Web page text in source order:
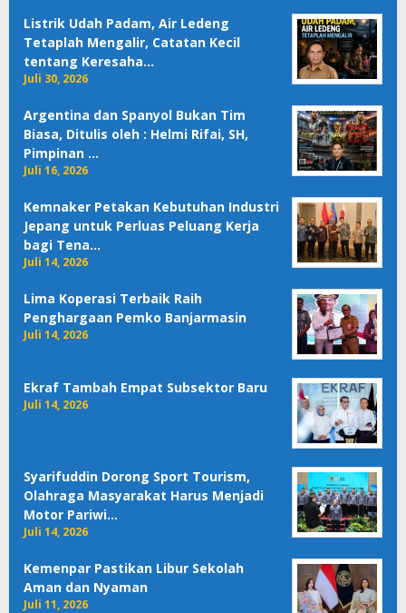
Listrik Udah Padam, Air Ledeng
Tetaplah Mengalir, Catatan Kecil
tentang Keresaha…
Juli 30, 2026
Argentina dan Spanyol Bukan Tim
Biasa, Ditulis oleh : Helmi Rifai, SH,
Pimpinan …
Juli 16, 2026
Kemnaker Petakan Kebutuhan Industri
Jepang untuk Perluas Peluang Kerja
bagi Tena…
Juli 14, 2026
Lima Koperasi Terbaik Raih
Penghargaan Pemko Banjarmasin
Juli 14, 2026
Ekraf Tambah Empat Subsektor Baru
Juli 14, 2026
Syarifuddin Dorong Sport Tourism,
Olahraga Masyarakat Harus Menjadi
Motor Pariwi…
Juli 14, 2026
Kemenpar Pastikan Libur Sekolah
Aman dan Nyaman
Juli 11, 2026